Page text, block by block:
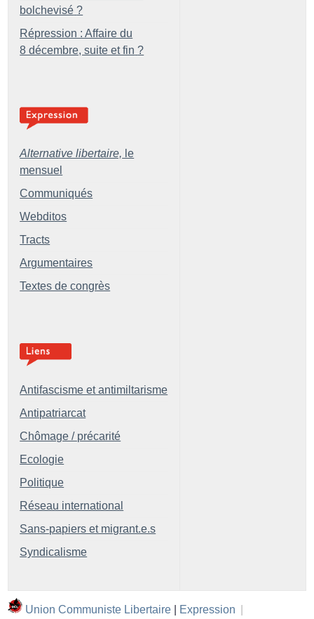
bolchevisé ?
Répression : Affaire du
8 décembre, suite et fin ?
Alternative libertaire, le
mensuel
Communiqués
Webditos
Tracts
Argumentaires
Textes de congrès
Antifascisme et antimiltarisme
Antipatriarcat
Chômage / précarité
Ecologie
Politique
Réseau international
Sans-papiers et migrant.e.s
Syndicalisme
Union Communiste Libertaire Expression